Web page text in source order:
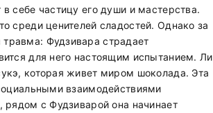
себе частицу его души и мастерства.
среди ценителей сладостей. Однако за
Фудзивара страдает
для него настоящим испытанием. Ли
которая живет миром шоколада. Эта
взаимодействиями
рядом с Фудзиварой она начинает